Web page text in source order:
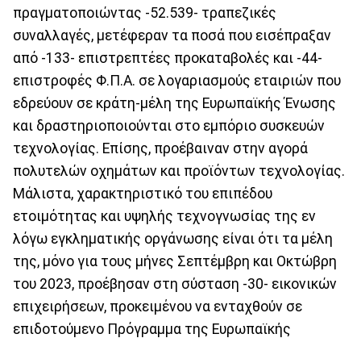
πραγματοποιώντας -52.539- τραπεζικές
συναλλαγές, μετέφεραν τα ποσά που εισέπραξαν
από -133- επιστρεπτέες προκαταβολές και -44-
επιστροφές Φ.Π.Α. σε λογαριασμούς εταιριών που
εδρεύουν σε κράτη-μέλη της Ευρωπαϊκής Ένωσης
και δραστηριοποιούνται στο εμπόριο συσκευών
τεχνολογίας. Επίσης, προέβαιναν στην αγορά
πολυτελών οχημάτων και προϊόντων τεχνολογίας.
Μάλιστα, χαρακτηριστικό του επιπέδου
ετοιμότητας και υψηλής τεχνογνωσίας της εν
λόγω εγκληματικής οργάνωσης είναι ότι τα μέλη
της, μόνο για τους μήνες Σεπτέμβρη και Οκτώβρη
του 2023, προέβησαν στη σύσταση -30- εικονικών
επιχειρήσεων, προκειμένου να ενταχθούν σε
επιδοτούμενο Πρόγραμμα της Ευρωπαϊκής